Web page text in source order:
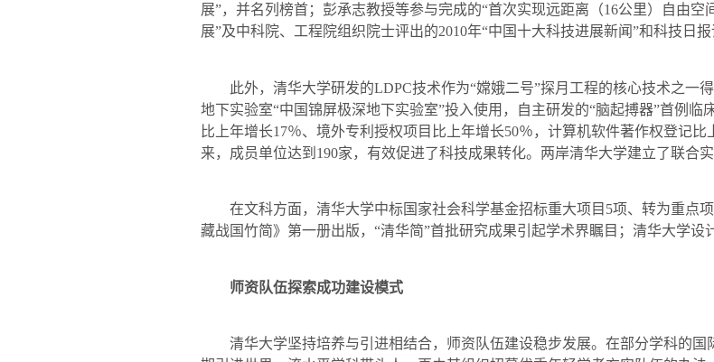
展”，并名列榜首；彭承志教授等参与完成的“首次实现远距离（16公里）自由空
展”及中科院、工程院组织院士评出的2010年“中国十大科技进展新闻”和科技日
此外，清华大学研发的LDPC技术作为“嫦娥二号”探月工程的核心技术之一
地下实验室“中国锦屏极深地下实验室”投入使用，自主研发的“脑起搏器”首例临
比上年增长17％、境外专利授权项目比上年增长50％，计算机软件著作权登记比
来，成员单位达到 190家，有效促进了科技成果转化。两岸清华大学建立了联合实
在文科方面，清华大学中标国家社会科学基金招标重大项目 5项、转为重点
藏战国竹简》第一册出版，“清华简”首批研究成果引起学术界瞩目；清华大学设
师资队伍探索成功建设模式
清华大学坚持培养与引进相结合，师资队伍建设稳步发展。在部分学科的国